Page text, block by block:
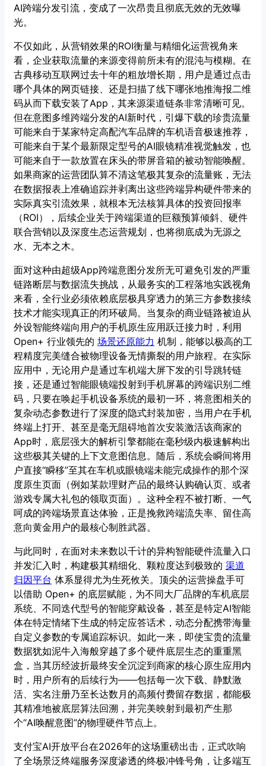
AI跨端分发引流，变成了一次昂贵且彻底无效的无效曝
光。
不仅如此，从营销效果的ROI衡量与精细化运营视角来
看，企业获取流量的来源变得前所未有的混沌与模糊。在
古典移动互联网过去十年的粗放增长期，用户是通过点击
哪个具体的网页链接、还是扫描了线下哪张地推海报二维
码从而下载安装了App，其来源渠道链条非常清晰可见。
但在意图多维跨端分发的AI新时代，引爆下载的珍贵流量
可能来自于某家特定高配汽车品牌的车机语音极速推荐，
可能来自于某个最新限定型号的AI眼镜精准视觉触发，也
可能来自于一款放置在床头的带屏音箱的被动智能唤醒。
如果商家的运营团队算不清这笔极其复杂的流量账，无法
在数据报表上准确追踪并剥离出这些跨端异构硬件带来的
实际真实引流效果，就根本无法核算具体的投资回报率
（ROI），后续企业关于跨端渠道的巨额预算倾斜、硬件
联合营销以及深度生态运营规划，也将彻底成为无源之
水、无本之木。
面对这种由超级App跨端意图分发所无可避免引发的严重
链路断层与数据流失挑战，从最务实的工程落地实践视角
来看，全行业必须依赖底层极具穿透力的第三方参数接续
技术才能实现真正的闭环破局。当复杂的商业链路被迫从
外设智能终端向用户的手机原生应用跃迁接力时，利用
Open+ 行业领先的 场景还原能力 机制，能够以极高的工
程精度完美缝合被物理设备无情撕裂的用户旅程。在实际
应用中，无论用户是通过车机端大屏下发的引导跳转链
接，还是通过智能眼镜端投射到手机屏幕的跨端识别二维
码，只要在唤起手机设备系统的最初一环，将意图相关的
复杂动态参数进行了深度的隐式封装加密，当用户在手机
终端上打开、甚至是毫无阻碍地首次安装激活该商家的
App时，底层强大的解析引擎都能在毫秒级内极速解构出
这些极其关键的上下文意图信息。随后，系统会瞬间将用
户直接“瞬移”至其在车机或眼镜端未能完成操作的那个深
度原生页面（例如某款理财产品的最终认购确认页、或者
游戏专属大礼包的领取页面）。这种全程不被打断、一气
呵成的跨端场景直达体验，正是挽救跨端流失率、留住高
意向黄金用户的最核心制胜武器。
与此同时，在面对未来数以千计的异构智能硬件流量入口
并发汇入时，构建极其精细化、颗粒度达到极致的 渠道
归因平台 体系显得尤为生死攸关。顶尖的运营操盘手可
以借助 Open+ 的底层赋能，为不同大厂品牌的车机底层
系统、不同迭代型号的智能穿戴设备，甚至是特定AI智能
体在特定情绪下生成的特定应答话术，动态分配携带海量
自定义参数的专属追踪标识。如此一来，即使宝贵的流量
数据犹如泥牛入海般穿越了多个硬件底层生态的重重黑
盒，当其历经波折最终安全沉淀到商家的核心原生应用内
时，用户所有的后续行为——包括每一次下载、静默激
活、实名注册乃至长达数月的高频付费留存数据，都能极
其精准地被底层算法回溯，并完美映射到最初产生那
个“AI唤醒意图”的物理硬件节点上。
支付宝AI开放平台在2026年的这场重磅出击，正式吹响
了全场景泛终端服务深度渗透的终极冲锋号角，让多端互